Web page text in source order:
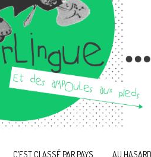
C’EST CLASSÉ PAR PAYS AU